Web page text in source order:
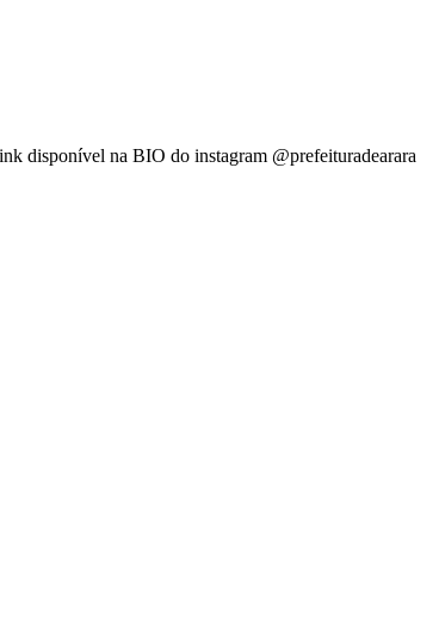
disponível na BIO do instagram @prefeituradearara